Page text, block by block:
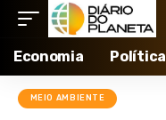
Economia Política
MEIO AMBIENTE